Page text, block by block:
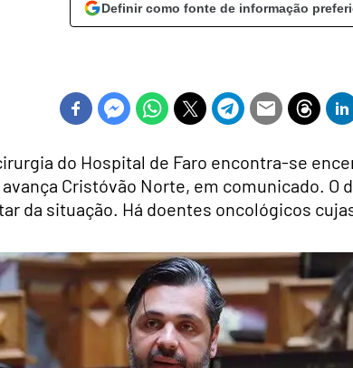
Definir como fonte de informação
do Hospital de Faro encontra-se
Cristóvão Norte, em comunicado. O
da situação. Há doentes oncológicos